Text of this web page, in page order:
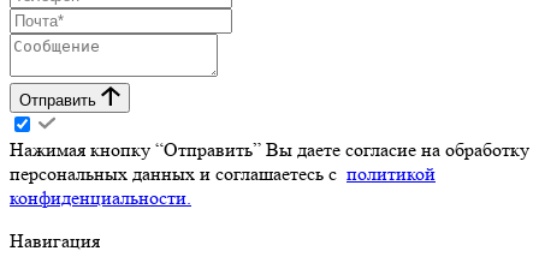
Отправить
Нажимая кнопку “Отправить” Вы даете согласие на обработку
персональных данных и соглашаетесь с политикой
конфиденциальности.
Навигация